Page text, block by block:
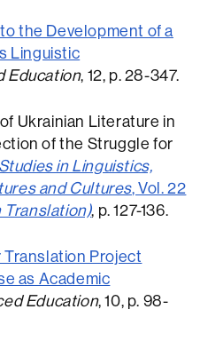
the Development of a
Linguistic
Education, 12, p. 28-347.
Ukrainian Literature in
of the Struggle for
Studies in Linguistics,
and Cultures, Vol. 22
Translation), p. 127-136.
Translation Project
as Academic
Education, 10, p. 98-